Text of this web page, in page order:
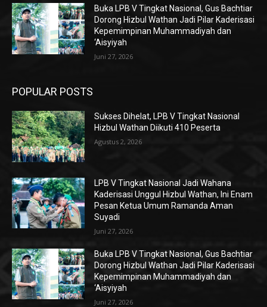
Buka LPB V Tingkat Nasional, Gus Bachtiar
Dorong Hizbul Wathan Jadi Pilar Kaderisasi
Kepemimpinan Muhammadiyah dan
‘Aisyiyah
Juni 27, 2026
POPULAR POSTS
Sukses Dihelat, LPB V Tingkat Nasional
Hizbul Wathan Diikuti 410 Peserta
Agustus 2, 2026
LPB V Tingkat Nasional Jadi Wahana
Kaderisasi Unggul Hizbul Wathan, Ini Enam
Pesan Ketua Umum Ramanda Aman
Suyadi
Juni 27, 2026
Buka LPB V Tingkat Nasional, Gus Bachtiar
Dorong Hizbul Wathan Jadi Pilar Kaderisasi
Kepemimpinan Muhammadiyah dan
‘Aisyiyah
Juni 27, 2026